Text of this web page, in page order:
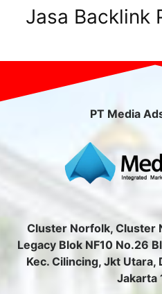
Jasa Backlink
PT Media
Cluster Norfolk, Cluster
Legacy Blok NF10 No.26
Kec. Cilincing, Jkt Utara,
Jakarta